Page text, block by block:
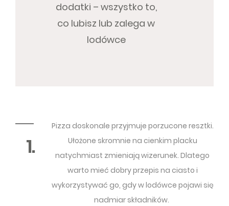
dodatki – wszystko to,
co lubisz lub zalega w
lodówce
1.
Pizza doskonale przyjmuje porzucone resztki.
Ułożone skromnie na cienkim placku
natychmiast zmieniają wizerunek. Dlatego
warto mieć dobry przepis na ciasto i
wykorzystywać go, gdy w lodówce pojawi się
nadmiar składników.